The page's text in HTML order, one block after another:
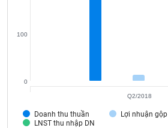
Doanh thu thuần
Lợi nhuận gộp
LNST thu nhập DN
0
100
Q2/2018
ÍCH